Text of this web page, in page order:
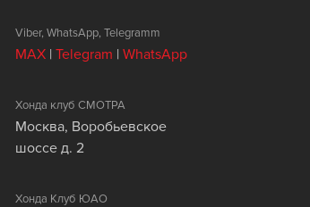
Viber, WhatsApp, Telegramm
MAX |Telegram |WhatsApp
Хонда клуб СМОТРА
Москва, Воробьевское
шоссе д. 2
Хонда Клуб ЮАО